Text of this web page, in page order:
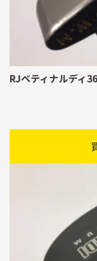
RJベティナルディ